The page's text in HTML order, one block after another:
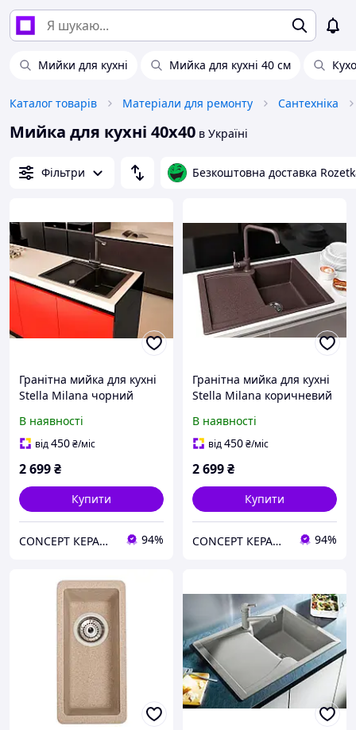
Мийки для кухні Мийка для кухні 40 см
Каталог товарів Матеріали для ремонту Сантехніка
Мийка для кухні 40х40 в Україні
Фільтри Безкоштовна доставка
Гранітна мийка для кухні
Stella Milana чорний
В наявності
від450₴/міс
2 699₴
Купити
CONCEPT КЕРАМІКА 94%
Гранітна мийка для кухні
Stella Milana коричневий
В наявності
від450₴/міс
2 699₴
Купити
CONCEPT КЕРАМІКА 94%